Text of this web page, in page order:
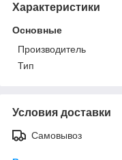
Характеристики
Основные
Производитель
Тип
Условия доставки
Самовывоз